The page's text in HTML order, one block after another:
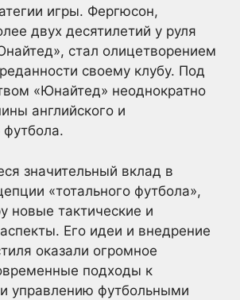
игры. Фергюсон,
двух десятилетий у руля
стал олицетворением
своему клубу. Под
«Юнайтед» неоднократно
английского и
футбола.
значительный вклад в
«тотального футбола»,
новые тактические и
Его идеи и внедрение
оказали огромное
подходы к
управлению футбольными